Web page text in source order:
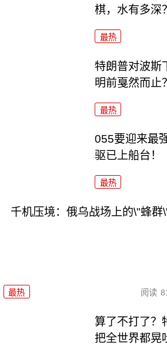
棋，水有多深？
最热
特朗普对波斯
明前戛然而止？
最热
055要迎来最
驱已上船台！
最热
千机压境：俄乌战场上的\"蜂群
最热 阅读
算了不打了？
把全世界都晃